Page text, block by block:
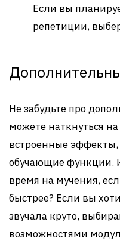
Если вы
репетиции,
Не забудьте про
можете наткнуться на
встроенные
обучающие функции.
время на мучения,
быстрее? Если вы
звучала круто,
возможностями